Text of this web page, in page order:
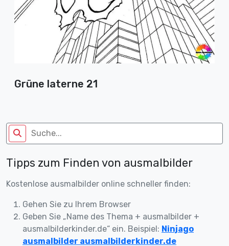
Grüne laterne 21
Tipps zum Finden von ausmalbilder
Kostenlose ausmalbilder online schneller finden:
Gehen Sie zu Ihrem Browser
Geben Sie „Name des Thema + ausmalbilder +
ausmalbilderkinder.de“ ein. Beispiel: Ninjago
ausmalbilder ausmalbilderkinder.de